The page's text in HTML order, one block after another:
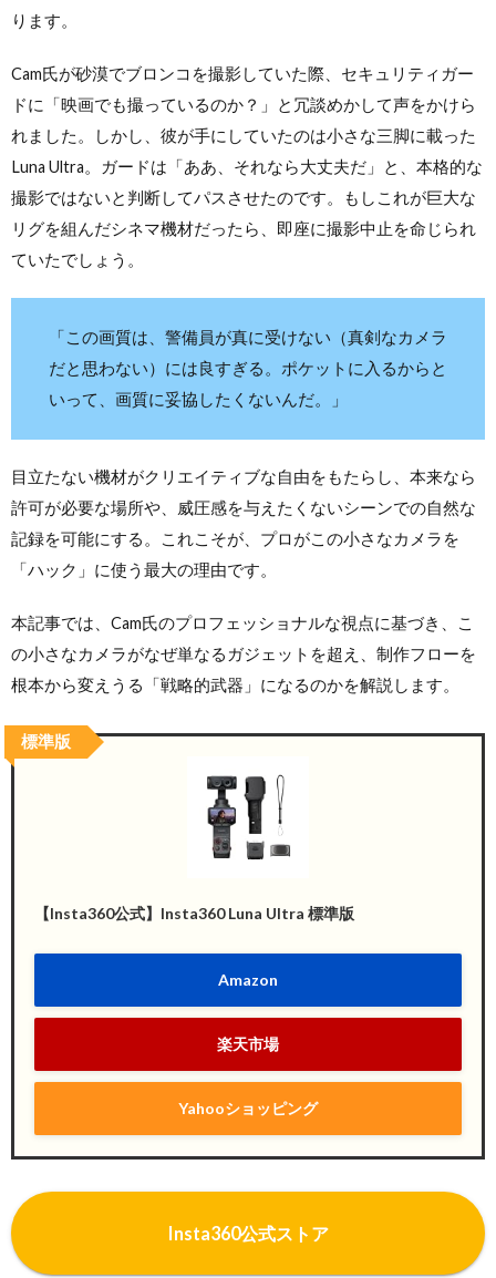
ります。
Cam氏が砂漠でブロンコを撮影していた際、セキュリティガー
ドに「映画でも撮っているのか？」と冗談めかして声をかけら
れました。しかし、彼が手にしていたのは小さな三脚に載った
Luna Ultra。ガードは「ああ、それなら大丈夫だ」と、本格的な
撮影ではないと判断してパスさせたのです。もしこれが巨大な
リグを組んだシネマ機材だったら、即座に撮影中止を命じられ
ていたでしょう。
「この画質は、警備員が真に受けない（真剣なカメラ
だと思わない）には良すぎる。ポケットに入るからと
いって、画質に妥協したくないんだ。」
目立たない機材がクリエイティブな自由をもたらし、本来なら
許可が必要な場所や、威圧感を与えたくないシーンでの自然な
記録を可能にする。これこそが、プロがこの小さなカメラを
「ハック」に使う最大の理由です。
本記事では、Cam氏のプロフェッショナルな視点に基づき、こ
の小さなカメラがなぜ単なるガジェットを超え、制作フローを
根本から変えうる「戦略的武器」になるのかを解説します。
【Insta360公式】Insta360 Luna Ultra 標準版
Amazon
楽天市場
Yahooショッピング
標準版
Insta360公式ストア